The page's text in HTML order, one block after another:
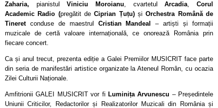
Zaharia, pianistulViniciu Moroianu, cvartetulArcadia,Corul
Academic Radio (pregătit deCiprian Țuțu)șiOrchestra Română de
Tineretconduse de maestrul Cristian Mandeal
– artiști și formații
muzicale de certă valoare internațională, ce onorează România prin
fiecare concert.
Ca și anul trecut, prezenta ediție a Galei Premiilor MUSICRIT face parte
din seria de manifestări artistice organizate la Ateneul Român, cu ocazia
Zilei Culturii Naționale.
Amfitrionii GALEI MUSICRIT vor fi Luminița Arvunescu – Președintele
Uniunii Criticilor, Redactorilor și Realizatorilor Muzicali din România și